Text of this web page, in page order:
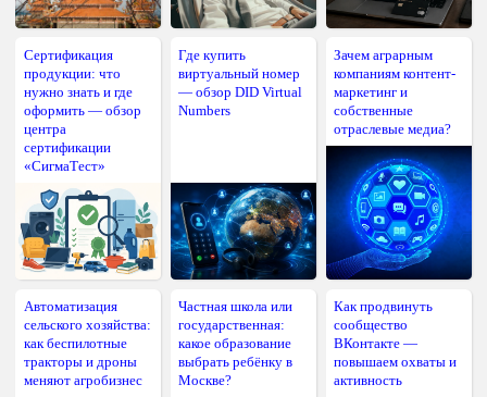
Сертификация
продукции: что
нужно знать и где
оформить — обзор
центра
сертификации
«СигмаТест»
Где купить
виртуальный номер
— обзор DID Virtual
Numbers
Зачем аграрным
компаниям контент-
маркетинг и
собственные
отраслевые медиа?
Автоматизация
сельского хозяйства:
как беспилотные
тракторы и дроны
меняют агробизнес
Частная школа или
государственная:
какое образование
выбрать ребёнку в
Москве?
Как продвинуть
сообщество
ВКонтакте —
повышаем охваты и
активность